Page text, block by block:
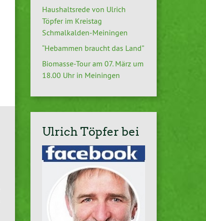
Haushaltsrede von Ulrich
Töpfer im Kreistag
Schmalkalden-Meiningen
“Hebammen braucht das Land”
Biomasse-Tour am 07. März um
18.00 Uhr in Meiningen
Ulrich Töpfer bei